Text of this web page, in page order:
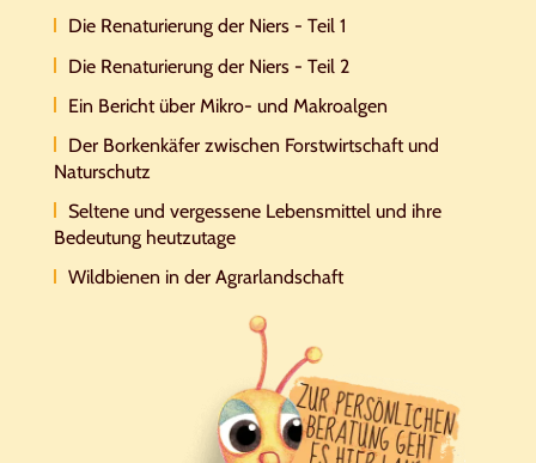
Die Renaturierung der Niers - Teil 1
Die Renaturierung der Niers - Teil 2
Ein Bericht über Mikro- und Makroalgen
Der Borkenkäfer zwischen Forstwirtschaft und
Naturschutz
Seltene und vergessene Lebensmittel und ihre
Bedeutung heutzutage
Wildbienen in der Agrarlandschaft